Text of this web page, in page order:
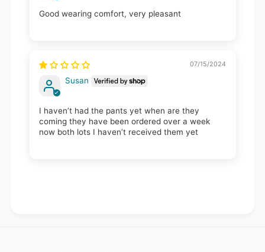
Good wearing comfort, very pleasant
07/15/2024
Susan
I haven’t had the pants yet when are they
coming they have been ordered over a week
now both lots I haven’t received them yet